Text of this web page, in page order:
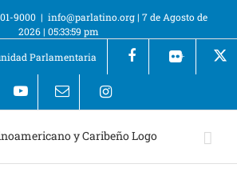
9000 | info@parlatino.org| 7 de Agosto de
2026 | 05:33:59 pm
Parlamentaria +